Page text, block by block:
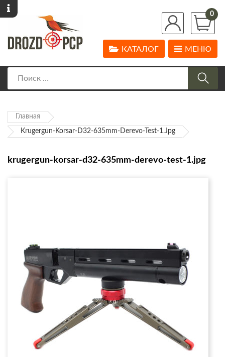
0
МЕНЮ
КАТАЛОГ
Главная
Krugergun-Korsar-D32-635mm-Derevo-Test-1.jpg
krugergun-korsar-d32-635mm-derevo-test-1.jpg